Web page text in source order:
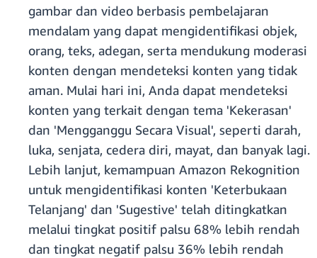
gambar dan video berbasis pembelajaran
mendalam yang dapat mengidentifikasi objek,
orang, teks, adegan, serta mendukung moderasi
konten dengan mendeteksi konten yang tidak
aman. Mulai hari ini, Anda dapat mendeteksi
konten yang terkait dengan tema 'Kekerasan'
dan 'Mengganggu Secara Visual', seperti darah,
luka, senjata, cedera diri, mayat, dan banyak lagi.
Lebih lanjut, kemampuan Amazon Rekognition
untuk mengidentifikasi konten 'Keterbukaan
Telanjang' dan 'Sugestive' telah ditingkatkan
melalui tingkat positif palsu 68% lebih rendah
dan tingkat negatif palsu 36% lebih rendah